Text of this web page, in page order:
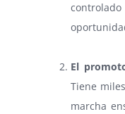
El
Tiene
marcha